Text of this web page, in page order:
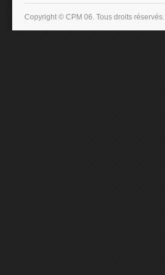
Copyright © CPM 06. Tous droits réservés.